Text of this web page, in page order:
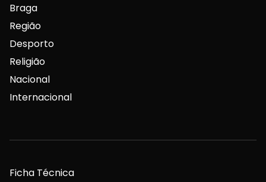
Braga
Região
Desporto
Religião
Nacional
Internacional
Ficha Técnica